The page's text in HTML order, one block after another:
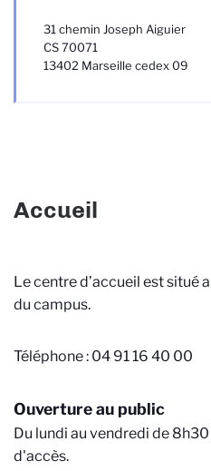
31 chemin Joseph Aiguier
CS 70071
13402 Marseille cedex 09
Accueil
Le centre d’accueil est situé
du campus.
Téléphone : 04 91 16 40 00
Ouverture au public
Du lundi au vendredi de
d'accès.